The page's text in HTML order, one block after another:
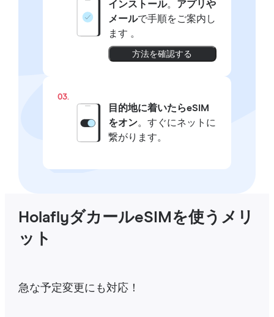
インストール。 アプリや
メールで手順をご案内し
ます 。
方法を確認する
03.
目的地に着いたらeSIM
をオン。すぐにネットに
繋がります。
HolaflyダカールeSIMを使うメリ
ット
急な予定変更にも対応！